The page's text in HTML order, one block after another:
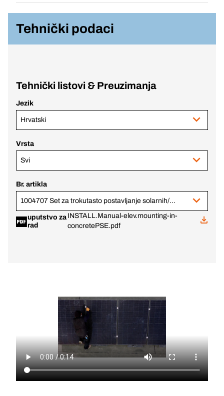
Tehnički podaci
Tehnički listovi & Preuzimanja
Jezik
Hrvatski
Vrsta
Svi
Br. artikla
1004707 Set za trokutasto postavljanje solarnih/PV panela, 3 modula
uputstvo za
rad
INSTALL.Manual-elev.mounting-in-
concretePSE.pdf